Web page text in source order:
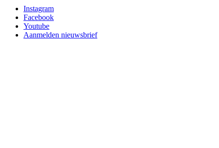
Instagram
Facebook
Youtube
Aanmelden nieuwsbrief